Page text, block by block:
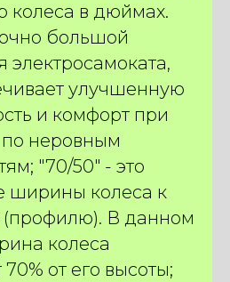
колеса в дюймах.
большой
электросамоката,
улучшенную
и комфорт при
неровным
"70/50" - это
ширины колеса к
(профилю). В данном
колеса
70% от его высоты;